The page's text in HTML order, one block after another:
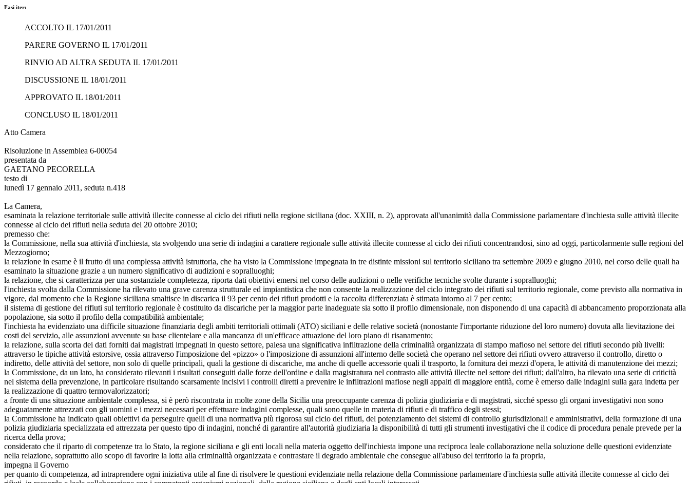
Fasi iter:
ACCOLTO IL 17/01/2011
PARERE GOVERNO IL 17/01/2011
RINVIO AD ALTRA SEDUTA IL 17/01/2011
DISCUSSIONE IL 18/01/2011
APPROVATO IL 18/01/2011
CONCLUSO IL 18/01/2011
Atto Camera
Risoluzione in Assemblea 6-00054
presentata da
GAETANO PECORELLA
testo di
lunedì 17 gennaio 2011, seduta n.418
La Camera,
esaminata la relazione territoriale sulle attività illecite connesse al ciclo dei rifiuti nella regione siciliana (doc. XXIII, n. 2), approvata all'unanimità dalla Commissione parlamentare d'inchiesta sulle attività illecite
connesse al ciclo dei rifiuti nella seduta del 20 ottobre 2010;
premesso che:
la Commissione, nella sua attività d'inchiesta, sta svolgendo una serie di indagini a carattere regionale sulle attività illecite connesse al ciclo dei rifiuti concentrandosi, sino ad oggi, particolarmente sulle regioni del
Mezzogiorno;
la relazione in esame è il frutto di una complessa attività istruttoria, che ha visto la Commissione impegnata in tre distinte missioni sul territorio siciliano tra settembre 2009 e giugno 2010, nel corso delle quali ha
esaminato la situazione grazie a un numero significativo di audizioni e sopralluoghi;
la relazione, che si caratterizza per una sostanziale completezza, riporta dati obiettivi emersi nel corso delle audizioni o nelle verifiche tecniche svolte durante i sopralluoghi;
l'inchiesta svolta dalla Commissione ha rilevato una grave carenza strutturale ed impiantistica che non consente la realizzazione del ciclo integrato dei rifiuti sul territorio regionale, come previsto alla normativa in
vigore, dal momento che la Regione siciliana smaltisce in discarica il 93 per cento dei rifiuti prodotti e la raccolta differenziata è stimata intorno al 7 per cento;
il sistema di gestione dei rifiuti sul territorio regionale è costituito da discariche per la maggior parte inadeguate sia sotto il profilo dimensionale, non disponendo di una capacità di abbancamento proporzionata alla
popolazione, sia sotto il profilo della compatibilità ambientale;
l'inchiesta ha evidenziato una difficile situazione finanziaria degli ambiti territoriali ottimali (ATO) siciliani e delle relative società (nonostante l'importante riduzione del loro numero) dovuta alla lievitazione dei
costi del servizio, alle assunzioni avvenute su base clientelare e alla mancanza di un'efficace attuazione del loro piano di risanamento;
la relazione, sulla scorta dei dati forniti dai magistrati impegnati in questo settore, palesa una significativa infiltrazione della criminalità organizzata di stampo mafioso nel settore dei rifiuti secondo più livelli:
attraverso le tipiche attività estorsive, ossia attraverso l'imposizione del «pizzo» o l'imposizione di assunzioni all'interno delle società che operano nel settore dei rifiuti ovvero attraverso il controllo, diretto o
indiretto, delle attività del settore, non solo di quelle principali, quali la gestione di discariche, ma anche di quelle accessorie quali il trasporto, la fornitura dei mezzi d'opera, le attività di manutenzione dei mezzi;
la Commissione, da un lato, ha considerato rilevanti i risultati conseguiti dalle forze dell'ordine e dalla magistratura nel contrasto alle attività illecite nel settore dei rifiuti; dall'altro, ha rilevato una serie di criticità
nel sistema della prevenzione, in particolare risultando scarsamente incisivi i controlli diretti a prevenire le infiltrazioni mafiose negli appalti di maggiore entità, come è emerso dalle indagini sulla gara indetta per
la realizzazione di quattro termovalorizzatori;
a fronte di una situazione ambientale complessa, si è però riscontrata in molte zone della Sicilia una preoccupante carenza di polizia giudiziaria e di magistrati, sicché spesso gli organi investigativi non sono
adeguatamente attrezzati con gli uomini e i mezzi necessari per effettuare indagini complesse, quali sono quelle in materia di rifiuti e di traffico degli stessi;
la Commissione ha indicato quali obiettivi da perseguire quelli di una normativa più rigorosa sul ciclo dei rifiuti, del potenziamento dei sistemi di controllo giurisdizionali e amministrativi, della formazione di una
polizia giudiziaria specializzata ed attrezzata per questo tipo di indagini, nonché di garantire all'autorità giudiziaria la disponibilità di tutti gli strumenti investigativi che il codice di procedura penale prevede per la
ricerca della prova;
considerato che il riparto di competenze tra lo Stato, la regione siciliana e gli enti locali nella materia oggetto dell'inchiesta impone una reciproca leale collaborazione nella soluzione delle questioni evidenziate
nella relazione, soprattutto allo scopo di favorire la lotta alla criminalità organizzata e contrastare il degrado ambientale che consegue all'abuso del territorio la fa propria,
impegna il Governo
per quanto di competenza, ad intraprendere ogni iniziativa utile al fine di risolvere le questioni evidenziate nella relazione della Commissione parlamentare d'inchiesta sulle attività illecite connesse al ciclo dei